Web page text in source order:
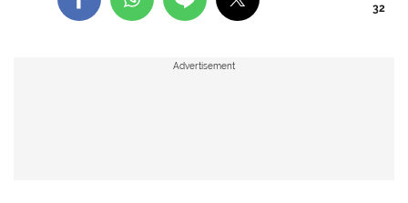
32
Advertisement